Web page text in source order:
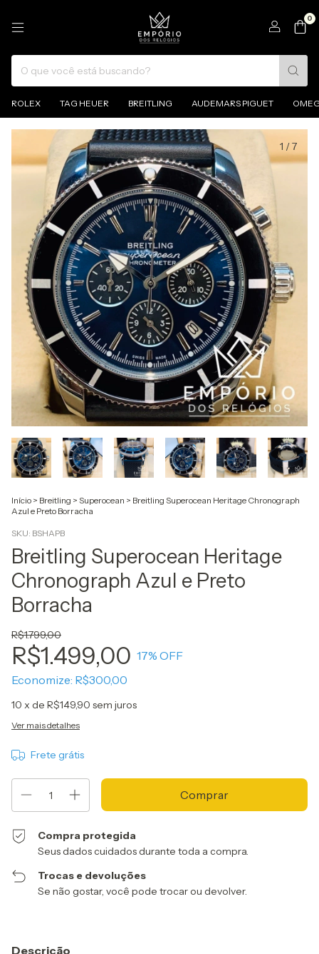
0
ROLEX TAG HEUER BREITLING AUDEMARS PIGUET
1 /7
Início > Breitling > Superocean > Breitling Superocean Heritage Chronograph
Azul e Preto Borracha
SKU: BSHAPB
Breitling Superocean Heritage
Chronograph Azul e Preto
Borracha
R$1.799,00
R$1.499,00 17% OFF
Economize: R$300,00
10 x de R$149,90 sem juros
Ver mais detalhes
Frete grátis
Compra protegida
Seus dados cuidados durante toda a compra.
Trocas e devoluções
Se não gostar, você pode trocar ou devolver.
Descrição